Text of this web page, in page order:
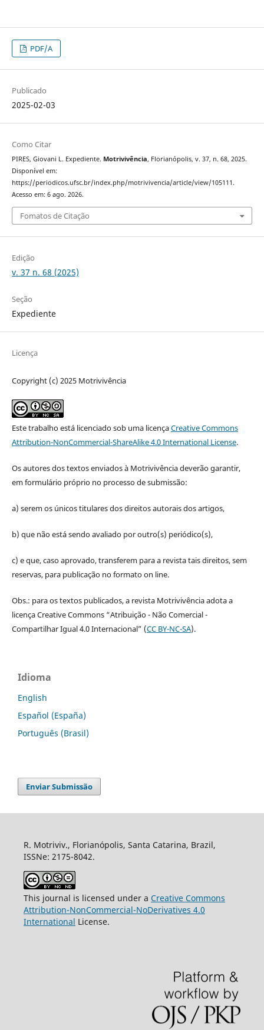
PDF/A
Publicado
2025-02-03
Como Citar
PIRES, Giovani L. Expediente. Motrivivência, Florianópolis, v. 37, n. 68, 2025.
Disponível em:
https://periodicos.ufsc.br/index.php/motrivivencia/article/view/105111.
Acesso em: 6 ago. 2026.
Fomatos de Citação
Edição
v. 37 n. 68 (2025)
Seção
Expediente
Licença
Copyright (c) 2025 Motrivivência
Este trabalho está licenciado sob uma licençaCreative Commons
Attribution-NonCommercial-ShareAlike 4.0 International License.
Os autores dos textos enviados à Motrivivência deverão garantir,
em formulário próprio no processo de submissão:
a) serem os únicos titulares dos direitos autorais dos artigos,
b) que não está sendo avaliado por outro(s) periódico(s),
c) e que, caso aprovado, transferem para a revista tais direitos, sem
reservas, para publicação no formato on line.
Obs.: para os textos publicados, a revista Motrivivência adota a
licença Creative Commons “Atribuição - Não Comercial -
Compartilhar Igual 4.0 Internacional” (CC BY-NC-SA).
Idioma
English
Español (España)
Português (Brasil)
Enviar Submissão
R. Motriviv., Florianópolis, Santa Catarina, Brazil,
ISSNe: 2175-8042.
This journal is licensed under a Creative Commons
Attribution-NonCommercial-NoDerivatives 4.0
International License.